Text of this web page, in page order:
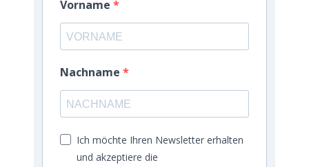
Vorname
Nachname
Ich möchte Ihren Newsletter erhalten
und akzeptiere die